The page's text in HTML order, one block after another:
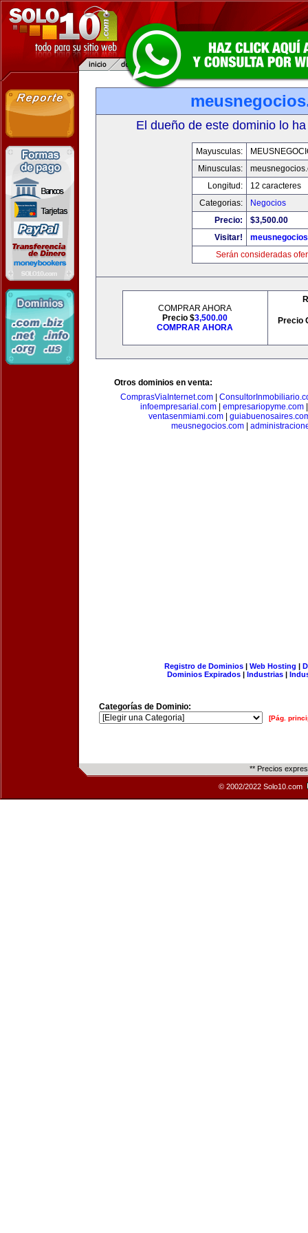
El dueño de este dominio lo
Mayusculas:
Minusculas:
Longitud:
12 caracteres
Categorias:
Negocios
Precio:
$3,500.00
Visitar!
Serán consideradas
COMPRAR AHORA
Precio $3,500.00
COMPRAR AHORA
Precio
Otros dominios en venta:
ComprasViaInternet.com
infoempresarial.com| empresariopyme.com
ventasenmiami.com|
meusnegocios.com|
Registro de Dominios| Web Hosting |
Dominios Expirados | Industrias |
Categorías de Dominio:
[Pág.
** Precios
© 2002/2022 Solo10.com